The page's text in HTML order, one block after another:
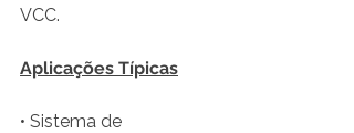
VCC.
Aplicações Típicas
• Sistema de